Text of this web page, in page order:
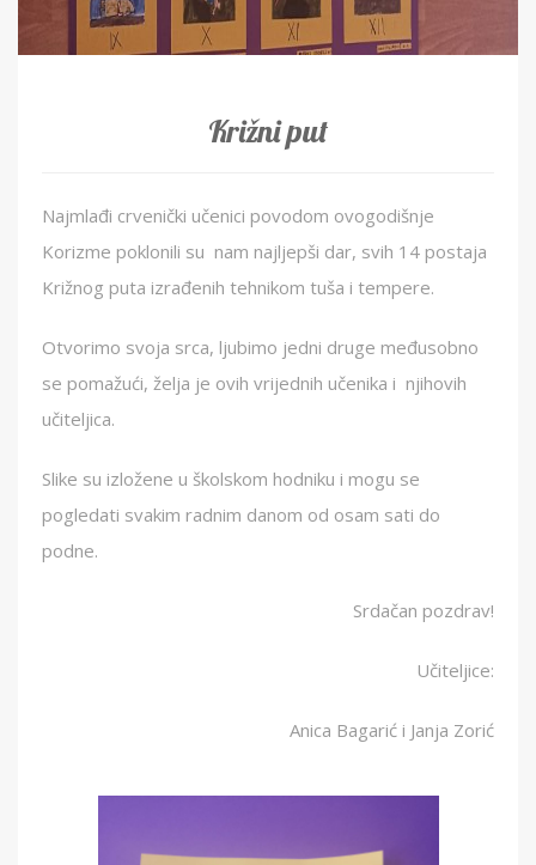
Križni put
Najmlađi crvenički učenici povodom ovogodišnje
Korizme poklonili su nam najljepši dar, svih 14 postaja
Križnog puta izrađenih tehnikom tuša i tempere.
Otvorimo svoja srca, ljubimo jedni druge međusobno
se pomažući, želja je ovih vrijednih učenika i njihovih
učiteljica.
Slike su izložene u školskom hodniku i mogu se
pogledati svakim radnim danom od osam sati do
podne.
Srdačan pozdrav!
Učiteljice:
Anica Bagarić i Janja Zorić